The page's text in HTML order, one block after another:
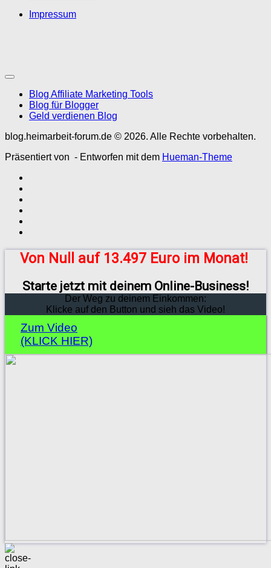
Impressum
Blog Affiliate Marketing Tools
Blog für Blogger
Geld verdienen Blog
blog.heimarbeit-forum.de © 2026. Alle Rechte vorbehalten.
Präsentiert von - Entworfen mit dem Hueman-Theme
Von Null auf 13.497 Euro im Monat!
Starte jetzt mit deinem Online-Business!
Der Weg zu deinem Einkommen:
Klicke auf den Button und sieh das Video!
Zum Video
(KLICK HIER)